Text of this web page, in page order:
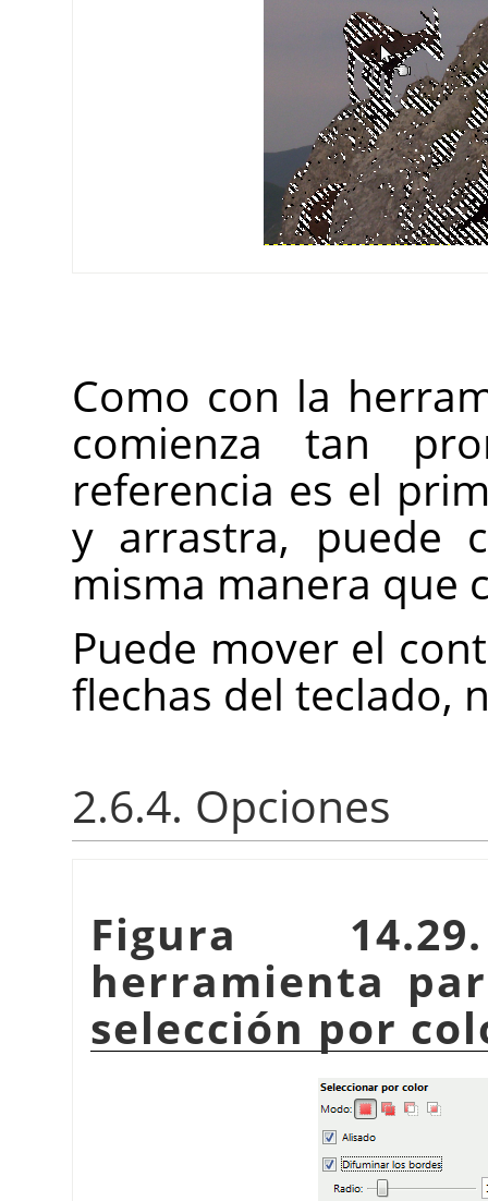
Como con la
comienza tan
referencia es el
y arrastra, puede
misma manera que
Puede mover el
flechas del teclado,
2.6.4. Opciones
Figura
herramienta
selección por